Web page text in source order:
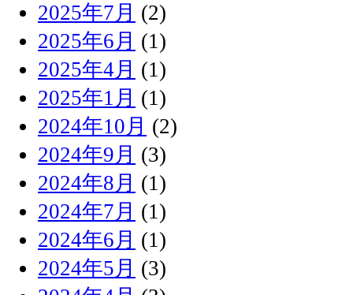
2025年7月 (2)
2025年6月 (1)
2025年4月 (1)
2025年1月 (1)
2024年10月 (2)
2024年9月 (3)
2024年8月 (1)
2024年7月 (1)
2024年6月 (1)
2024年5月 (3)